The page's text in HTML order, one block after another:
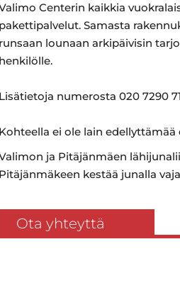
Centerin kaikkia
pakettipalvelut. Samasta
runsaan lounaan arkipäivisin
henkilölle.
Lisätietoja numerosta 020 7290
Kohteella ei ole lain
ja Pitäjänmäen
Pitäjänmäkeen kestää junalla
Ota yhteyttä